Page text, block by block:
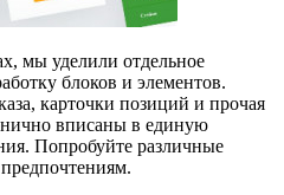
мы уделили отдельное
блоков и элементов.
карточки позиций и прочая
вписаны в единую
Попробуйте различные